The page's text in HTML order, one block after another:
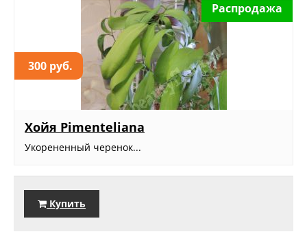
300 руб.
Распродажа
Хойя Pimenteliana
Укорененный черенок...
Купить